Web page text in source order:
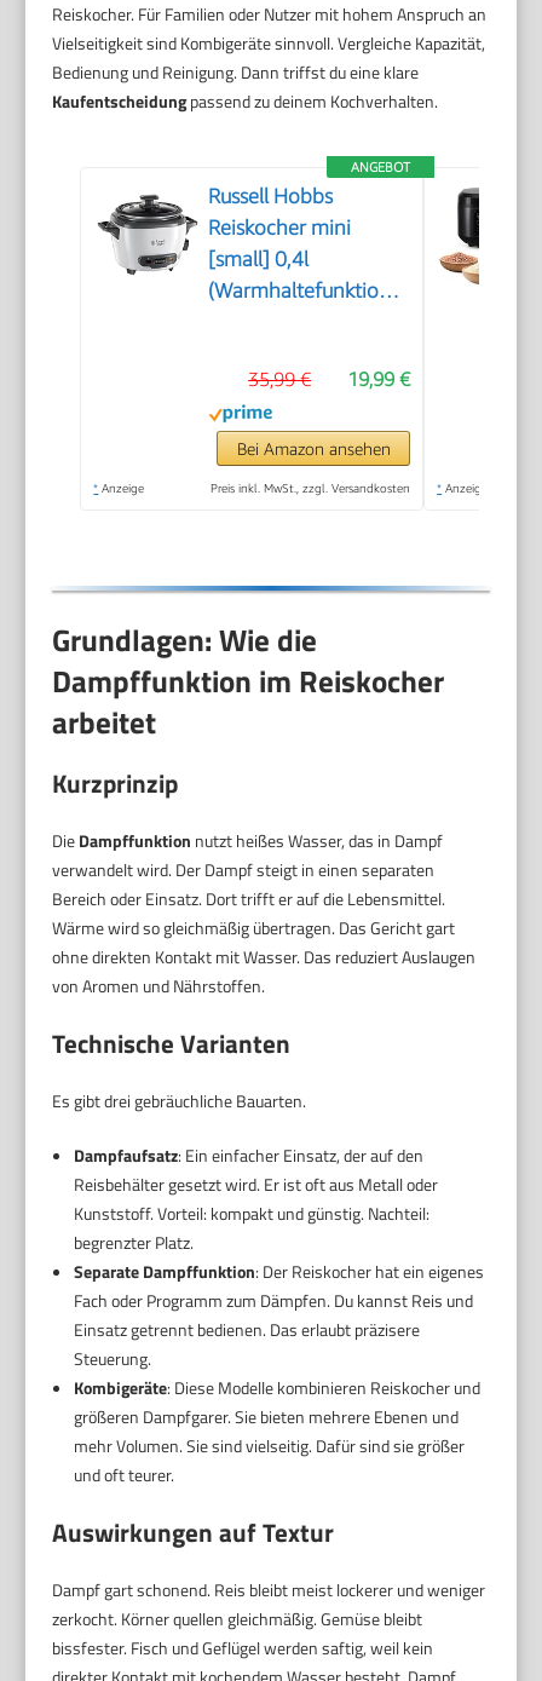
Reiskocher. Für Familien oder Nutzer mit hohem Anspruch an
Vielseitigkeit sind Kombigeräte sinnvoll. Vergleiche Kapazität,
Bedienung und Reinigung. Dann triffst du eine klare
Kaufentscheidungpassend zu deinem Kochverhalten.
ANGEBOT
Russell Hobbs
Reiskocher mini
[small] 0,4l
(Warmhaltefunktion,
Messbecher, ideal
auch für Quinoa &
Couscous,
Reiswärmer) 27020-
19,99 €
35,99 €
Bei Amazon ansehen
* Anzeige Preis inkl. MwSt., zzgl. Versandkosten * Anzeige
Grundlagen: Wie die
Dampffunktion im Reiskocher
arbeitet
Kurzprinzip
DieDampffunktion nutzt heißes Wasser, das in Dampf
verwandelt wird. Der Dampf steigt in einen separaten
Bereich oder Einsatz. Dort trifft er auf die Lebensmittel.
Wärme wird so gleichmäßig übertragen. Das Gericht gart
ohne direkten Kontakt mit Wasser. Das reduziert Auslaugen
von Aromen und Nährstoffen.
Technische Varianten
Es gibt drei gebräuchliche Bauarten.
Dampfaufsatz: Ein einfacher Einsatz, der auf den
Reisbehälter gesetzt wird. Er ist oft aus Metall oder
Kunststoff. Vorteil: kompakt und günstig. Nachteil:
begrenzter Platz.
Separate Dampffunktion: Der Reiskocher hat ein eigenes
Fach oder Programm zum Dämpfen. Du kannst Reis und
Einsatz getrennt bedienen. Das erlaubt präzisere
Steuerung.
Kombigeräte: Diese Modelle kombinieren Reiskocher und
größeren Dampfgarer. Sie bieten mehrere Ebenen und
mehr Volumen. Sie sind vielseitig. Dafür sind sie größer
und oft teurer.
Auswirkungen auf Textur
Dampf gart schonend. Reis bleibt meist lockerer und weniger
zerkocht. Körner quellen gleichmäßig. Gemüse bleibt
bissfester. Fisch und Geflügel werden saftig, weil kein